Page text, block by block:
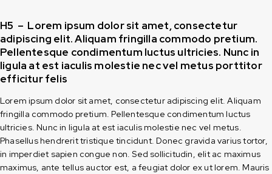
H5 – Lorem ipsum dolor sit amet, consectetur
adipiscing elit. Aliquam fringilla commodo pretium.
Pellentesque condimentum luctus ultricies. Nunc in
ligula at est iaculis molestie nec vel metus porttitor
efficitur felis
Lorem ipsum dolor sit amet, consectetur adipiscing elit. Aliquam
fringilla commodo pretium. Pellentesque condimentum luctus
ultricies. Nunc in ligula at est iaculis molestie nec vel metus.
Phasellus hendrerit tristique tincidunt. Donec gravida varius tortor,
in imperdiet sapien congue non. Sed sollicitudin, elit ac maximus
maximus, ante tellus auctor est, a feugiat dolor ex ut lorem. Mauris